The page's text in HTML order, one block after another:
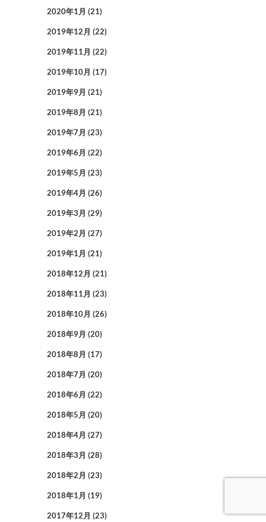
2020年1月 (21)
2019年12月 (22)
2019年11月 (22)
2019年10月 (17)
2019年9月 (21)
2019年8月 (21)
2019年7月 (23)
2019年6月 (22)
2019年5月 (23)
2019年4月 (26)
2019年3月 (29)
2019年2月 (27)
2019年1月 (21)
2018年12月 (21)
2018年11月 (23)
2018年10月 (26)
2018年9月 (20)
2018年8月 (17)
2018年7月 (20)
2018年6月 (22)
2018年5月 (20)
2018年4月 (27)
2018年3月 (28)
2018年2月 (23)
2018年1月 (19)
2017年12月 (23)